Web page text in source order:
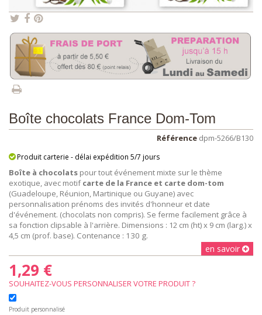
Boîte chocolats France Dom-Tom
Référence dpm-5266/B130
Produit carterie - délai expédition 5/7 jours
Boîte à chocolats pour tout événement mixte sur le thème
exotique, avec motifcarte de la France et carte dom-tom
(Guadeloupe, Réunion, Martinique ou Guyane) avec
personnalisation prénoms des invités d'honneur et date
d'événement. (chocolats non compris). Se ferme facilement grâce à
sa fonction clipsable à l'arrière. Dimensions : 12 cm (ht) x 9 cm (larg.) x
4,5 cm (prof. base). Contenance : 130 g.
en savoir
1,29 €
Produit personnalisé